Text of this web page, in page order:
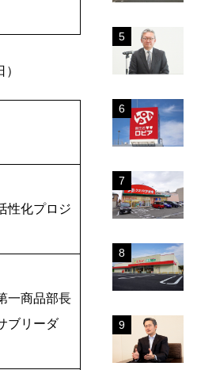
性化プロジ
一商品部長
ブリーダ